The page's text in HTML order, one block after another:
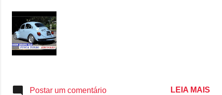
Postar um comentário LEIA MAIS